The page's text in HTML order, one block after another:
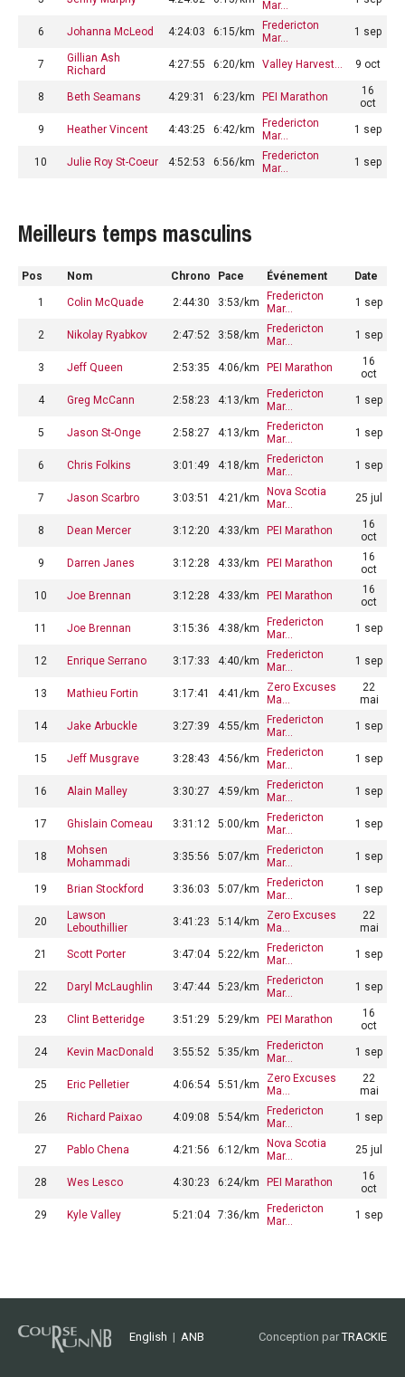
Mar…
6 Johanna McLeod 4:24:03 6:15/km
Fredericton
Mar…
1 sep
7
Gillian Ash
Richard
4:27:55 6:20/km Valley Harvest… 9 oct
8 Beth Seamans 4:29:31 6:23/km PEI Marathon
16
oct
9 Heather Vincent 4:43:25 6:42/km
Fredericton
Mar…
1 sep
10 Julie Roy St-Coeur 4:52:53 6:56/km
Fredericton
Mar…
1 sep
Meilleurs temps masculins
Pos Nom Chrono Pace Événement Date
1 Colin McQuade 2:44:30 3:53/km
Fredericton
Mar…
1 sep
2 Nikolay Ryabkov 2:47:52 3:58/km
Fredericton
Mar…
1 sep
3 Jeff Queen 2:53:35 4:06/km PEI Marathon
16
oct
4 Greg McCann 2:58:23 4:13/km
Fredericton
Mar…
1 sep
5 Jason St-Onge 2:58:27 4:13/km
Fredericton
Mar…
1 sep
6 Chris Folkins 3:01:49 4:18/km
Fredericton
Mar…
1 sep
7 Jason Scarbro 3:03:51 4:21/km
Nova Scotia
Mar…
25 jul
8 Dean Mercer 3:12:20 4:33/km PEI Marathon
16
oct
9 Darren Janes 3:12:28 4:33/km PEI Marathon
16
oct
10 Joe Brennan 3:12:28 4:33/km PEI Marathon
16
oct
11 Joe Brennan 3:15:36 4:38/km
Fredericton
Mar…
1 sep
12 Enrique Serrano 3:17:33 4:40/km
Fredericton
Mar…
1 sep
13 Mathieu Fortin 3:17:41 4:41/km
Zero Excuses
Ma…
22
mai
14 Jake Arbuckle 3:27:39 4:55/km
Fredericton
Mar…
1 sep
15 Jeff Musgrave 3:28:43 4:56/km
Fredericton
Mar…
1 sep
16 Alain Malley 3:30:27 4:59/km
Fredericton
Mar…
1 sep
17 Ghislain Comeau 3:31:12 5:00/km
Fredericton
Mar…
1 sep
18
Mohsen
Mohammadi
3:35:56 5:07/km
Fredericton
Mar…
1 sep
19 Brian Stockford 3:36:03 5:07/km
Fredericton
Mar…
1 sep
20
Lawson
Lebouthillier
3:41:23 5:14/km
Zero Excuses
Ma…
22
mai
21 Scott Porter 3:47:04 5:22/km
Fredericton
Mar…
1 sep
22 Daryl McLaughlin 3:47:44 5:23/km
Fredericton
Mar…
1 sep
23 Clint Betteridge 3:51:29 5:29/km PEI Marathon
16
oct
24 Kevin MacDonald 3:55:52 5:35/km
Fredericton
Mar…
1 sep
25 Eric Pelletier 4:06:54 5:51/km
Zero Excuses
Ma…
22
mai
26 Richard Paixao 4:09:08 5:54/km
Fredericton
Mar…
1 sep
27 Pablo Chena 4:21:56 6:12/km
Nova Scotia
Mar…
25 jul
28 Wes Lesco 4:30:23 6:24/km PEI Marathon
16
oct
29 Kyle Valley 5:21:04 7:36/km
Fredericton
Mar…
1 sep
English | ANB Conception parTRACKIE